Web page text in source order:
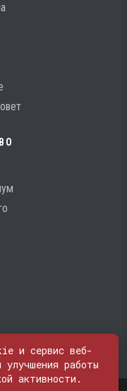
и сервис веб-
улучшения работы
активности.